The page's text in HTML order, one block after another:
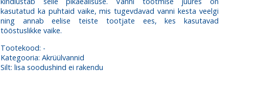
kasutatud ka puhtaid vaike, mis tugevdavad vanni kesta veelgi
ning annab eelise teiste tootjate ees, kes kasutavad
tööstuslikke vaike.
Tootekood: -
Kategooria: Akrüülvannid
Silt: lisa soodushind ei rakendu